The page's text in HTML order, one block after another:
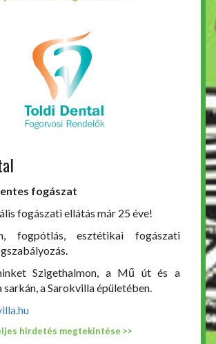
fogászat
fogászati ellátás már 25 éve!
fogpótlás, esztétikai fogászati
Szigethalmon, a Mű út és a
a Sarokvilla épületében.
hirdetés megtekintése >>